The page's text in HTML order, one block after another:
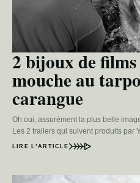
2 bijoux de films
mouche au
carangue
Oh oui, assurément la plus belle
Les 2 trailers qui suivent produits par
LIRE L’ARTICLE